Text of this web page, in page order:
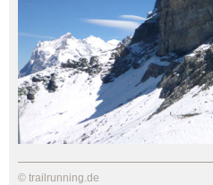
© trailrunning.de